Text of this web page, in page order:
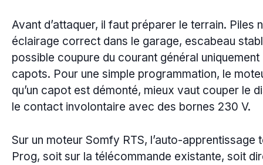
Avant d’attaquer, il faut préparer le terrain. Piles
éclairage correct dans le garage, escabeau
possible coupure du courant général
capots. Pour une simple programmation, le
qu’un capot est démonté, mieux vaut couper le
le contact involontaire avec des bornes 230 V.
Sur un moteur Somfy RTS, l’auto-
Prog, soit sur la télécommande existante, soit